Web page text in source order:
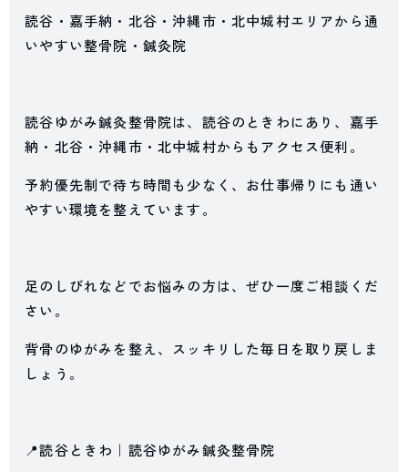
読谷・嘉手納・北谷・沖縄市・北中城村エリアから通
いやすい整骨院・鍼灸院
読谷ゆがみ鍼灸整骨院は、読谷のときわにあり、嘉手
納・北谷・沖縄市・北中城村からもアクセス便利。
予約優先制で待ち時間も少なく、お仕事帰りにも通い
やすい環境を整えています。
足のしびれなどでお悩みの方は、ぜひ一度ご相談くだ
さい。
背骨のゆがみを整え、スッキリした毎日を取り戻しま
しょう。
📍読谷ときわ｜読谷ゆがみ鍼灸整骨院